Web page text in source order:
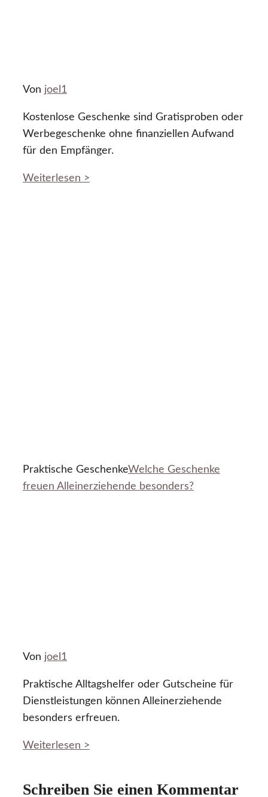
Von joel1
Kostenlose Geschenke sind Gratisproben oder
Werbegeschenke ohne finanziellen Aufwand
für den Empfänger.
Weiterlesen >
Praktische GeschenkeWelche Geschenke
freuen Alleinerziehende besonders?
Von joel1
Praktische Alltagshelfer oder Gutscheine für
Dienstleistungen können Alleinerziehende
besonders erfreuen.
Weiterlesen >
Schreiben Sie einen Kommentar